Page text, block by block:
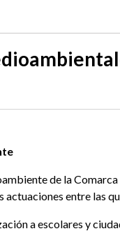
de la
actuaciones entre las
a escolares y